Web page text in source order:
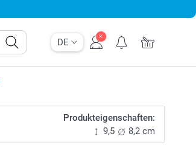
DE
Produkteigenschaften:
9,5
8,2 cm